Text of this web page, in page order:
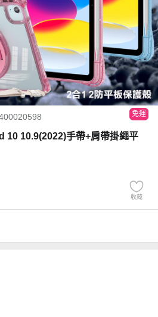
免運
10 10.9(2022)手帶+肩帶掛繩平
收藏